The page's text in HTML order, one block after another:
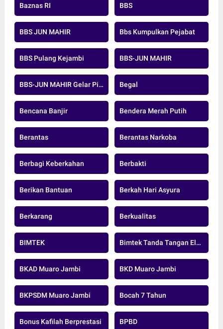
Baznas RI BBS
BBS JUN MAHIR Bbs Kumpulkan Pejabat
BBS Pulang Kejambi BBS-JUN MAHIR
BBS-JUN MAHIR Gelar Pidato Pertama Begal
Bencana Banjir Bendera Merah Putih
Berantas Berantas Narkoba
Berbagi Keberkahan Berbakti
Berikan Bantuan Berkah Hari Asyura
Berkarang Berkualitas
BIMTEK Bimtek Tanda Tangan Elektronik
BKAD Muaro Jambi BKD Muaro Jambi
BKPSDM Muaro Jambi Bocah 7 Tahun
Bonus Kafilah Berprestasi BPBD